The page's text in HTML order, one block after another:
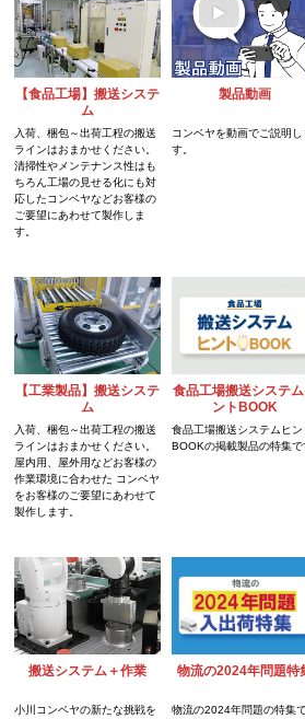
【食品工場】搬送システ
ム
入荷、梱包～出荷工程の搬送
ラインはおまかせください。
清掃性やメンテナンス性はも
ちろん工場の見せる化にも対
応したコンベヤなどお客様の
ご要望にあわせて製作しま
す。
製品動画
コンベヤを動画でご説明し
す。
【工業製品】搬送システ
ム
入荷、梱包～出荷工程の搬送
ラインはおまかせください。
屋内用、屋外用などお客様の
作業環境に合わせた コンベヤ
をお客様のご要望にあわせて
製作します。
食品工場搬送システ
ントBOOK
食品工場搬送システムヒン
BOOKの掲載製品の特集で
搬送システム＋作業
小川コンベヤの新たな挑戦を
物流の2024年問題特
物流の2024年問題の特集